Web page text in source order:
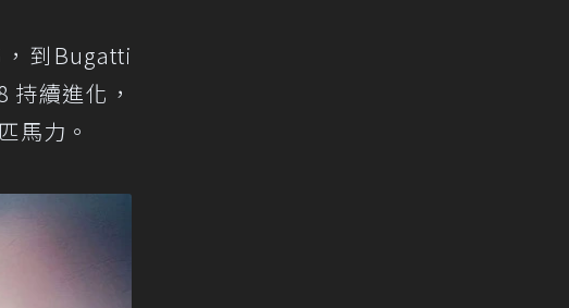
到Bugatti
續進化，
馬力。